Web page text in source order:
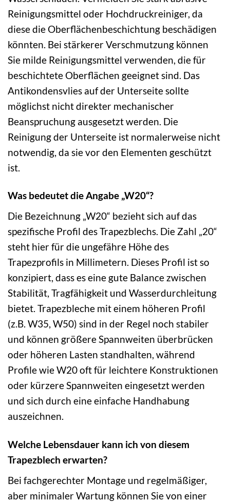
Reinigungsmittel oder Hochdruckreiniger, da
diese die Oberflächenbeschichtung beschädigen
könnten. Bei stärkerer Verschmutzung können
Sie milde Reinigungsmittel verwenden, die für
beschichtete Oberflächen geeignet sind. Das
Antikondensvlies auf der Unterseite sollte
möglichst nicht direkter mechanischer
Beanspruchung ausgesetzt werden. Die
Reinigung der Unterseite ist normalerweise nicht
notwendig, da sie vor den Elementen geschützt
ist.
Was bedeutet die Angabe „W20“?
Die Bezeichnung „W20“ bezieht sich auf das
spezifische Profil des Trapezblechs. Die Zahl „20“
steht hier für die ungefähre Höhe des
Trapezprofils in Millimetern. Dieses Profil ist so
konzipiert, dass es eine gute Balance zwischen
Stabilität, Tragfähigkeit und Wasserdurchleitung
bietet. Trapezbleche mit einem höheren Profil
(z.B. W35, W50) sind in der Regel noch stabiler
und können größere Spannweiten überbrücken
oder höheren Lasten standhalten, während
Profile wie W20 oft für leichtere Konstruktionen
oder kürzere Spannweiten eingesetzt werden
und sich durch eine einfache Handhabung
auszeichnen.
Welche Lebensdauer kann ich von diesem
Trapezblech erwarten?
Bei fachgerechter Montage und regelmäßiger,
aber minimaler Wartung können Sie von einer